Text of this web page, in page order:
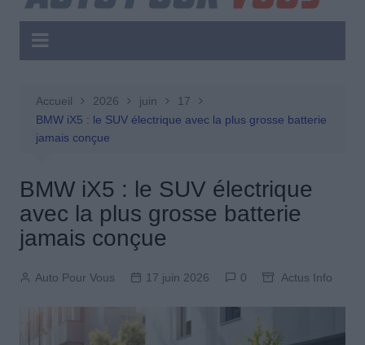
Accueil 2026 juin
17
BMW iX5 : le SUV électrique avec la plus grosse batterie
jamais conçue
BMW iX5 : le SUV électrique
avec la plus grosse batterie
jamais conçue
Auto Pour Vous 17 juin 2026 0 Actus Info